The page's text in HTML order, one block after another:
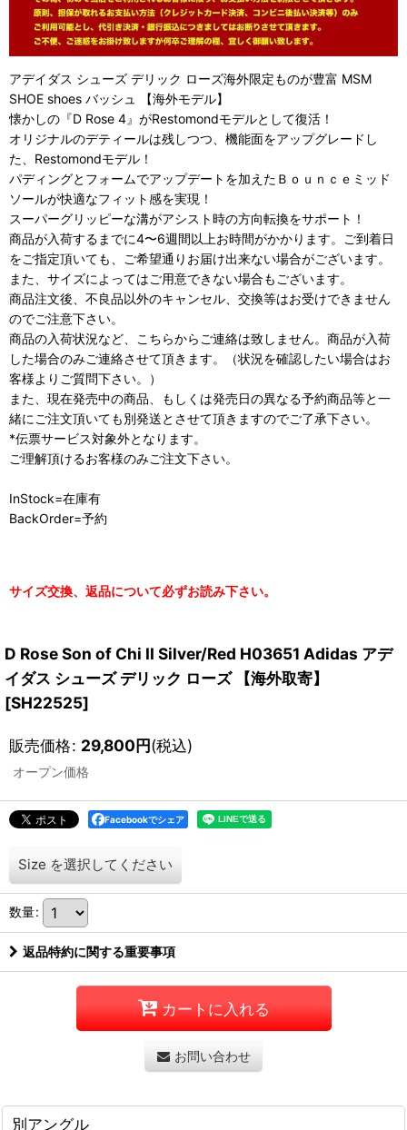
アデイダス シューズ デリック ローズ海外限定ものが豊富 MSM
SHOE shoes バッシュ 【海外モデル】
懐かしの『D Rose 4』がRestomondモデルとして復活！
オリジナルのデティールは残しつつ、機能面をアップグレードし
た、Restomondモデル！
パディングとフォームでアップデートを加えたＢｏｕｎｃｅミッド
ソールが快適なフィット感を実現！
スーパーグリッピーな溝がアシスト時の方向転換をサポート！
商品が入荷するまでに4〜6週間以上お時間がかかります。ご到着日
をご指定頂いても、ご希望通りお届け出来ない場合がございます。
また、サイズによってはご用意できない場合もございます。
商品注文後、不良品以外のキャンセル、交換等はお受けできません
のでご注意下さい。
商品の入荷状況など、こちらからご連絡は致しません。商品が入荷
した場合のみご連絡させて頂きます。（状況を確認したい場合はお
客様よりご質問下さい。）
また、現在発売中の商品、もしくは発売日の異なる予約商品等と一
緒にご注文頂いても別発送とさせて頂きますのでご了承下さい。
*伝票サービス対象外となります。
ご理解頂けるお客様のみご注文下さい。
InStock=在庫有
BackOrder=予約
サイズ交換、返品について必ずお読み下さい。
D Rose Son of Chi II Silver/Red H03651 Adidas アデ
イダス シューズ デリック ローズ 【海外取寄】
[SH22525]
販売価格: 29,800円(税込)
オープン価格
Facebookでシェア
Size を選択してください
数量:
返品特約に関する重要事項
カートに入れる
お問い合わせ
別アングル